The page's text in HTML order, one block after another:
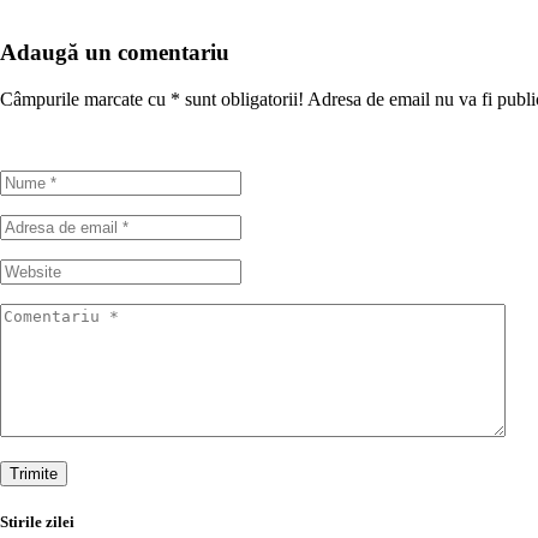
Adaugă un comentariu
Câmpurile marcate cu * sunt obligatorii! Adresa de email nu va fi
Trimite
Stirile zilei